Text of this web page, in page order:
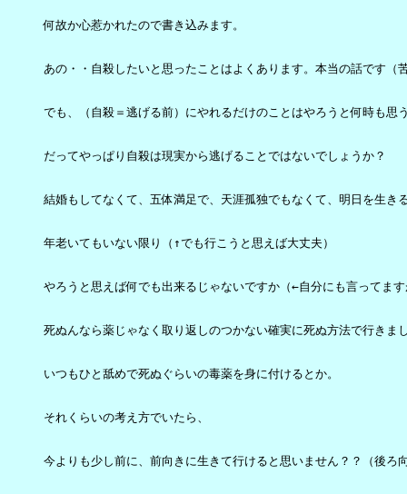
何故か心惹かれたので書き込みます。
あの・・自殺したいと思ったことはよくあります。本当の話です（
でも、（自殺＝逃げる前）にやれるだけのことはやろうと何時も思
だってやっぱり自殺は現実から逃げることではないでしょうか？
結婚もしてなくて、五体満足で、天涯孤独でもなくて、明日を生き
年老いてもいない限り（↑でも行こうと思えば大丈夫）
やろうと思えば何でも出来るじゃないですか（←自分にも言ってま
死ぬんなら薬じゃなく取り返しのつかない確実に死ぬ方法で行きま
いつもひと舐めで死ぬぐらいの毒薬を身に付けるとか。
それくらいの考え方でいたら、
今よりも少し前に、前向きに生きて行けると思いません？？（後ろ